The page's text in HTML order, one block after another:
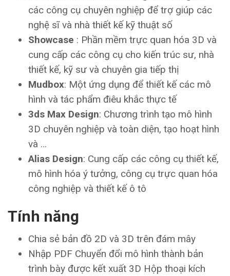
các công cụ chuyên nghiệp để trợ giúp các
nghệ sĩ và nhà thiết kế kỹ thuật số
Showcase : Phần mềm trực quan hóa 3D và
cung cấp các công cụ cho kiến ​​trúc sư, nhà
thiết kế, kỹ sư và chuyên gia tiếp thị
Mudbox: Một ứng dụng để thiết kế các mô
hình và tác phẩm điêu khắc thực tế
3ds Max Design: Chương trình tạo mô hình
3D chuyên nghiệp và toàn diện, tạo hoạt hình
và …
Alias Design: Cung cấp các công cụ thiết kế,
mô hình hóa ý tưởng, công cụ trực quan hóa
công nghiệp và thiết kế ô tô
Tính năng
Chia sẻ bản đồ 2D và 3D trên đám mây
Nhập PDF Chuyển đổi mô hình thành bản
trình bày được kết xuất 3D Hộp thoại kích